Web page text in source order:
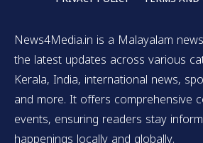
News4Media.in is a Malayalam
the latest updates across various
Kerala, India, international news,
and more. It offers comprehensive
events, ensuring readers stay
happenings locally and globally.